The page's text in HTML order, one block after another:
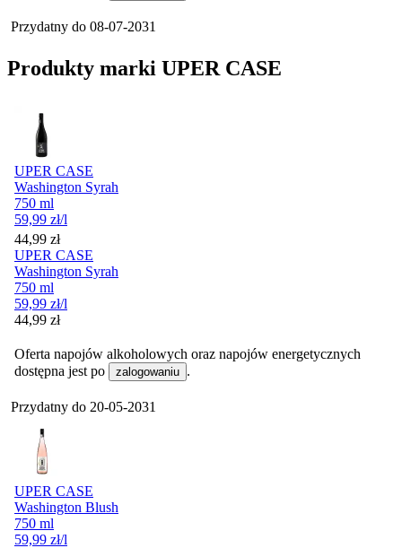
Przydatny do 08-07-2031
Produkty marki UPER CASE
UPER CASE
Washington Syrah
750 ml
59,99 zł/l
Cena
44,99 zł
UPER CASE
Washington Syrah
750 ml
59,99 zł/l
Cena
44,99 zł
Oferta napojów alkoholowych oraz napojów energetycznych
dostępna jest po
zalogowaniu .
Przydatny do 20-05-2031
UPER CASE
Washington Blush
750 ml
59,99 zł/l